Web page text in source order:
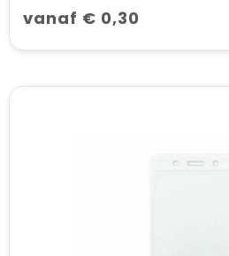
vanaf € 0,30